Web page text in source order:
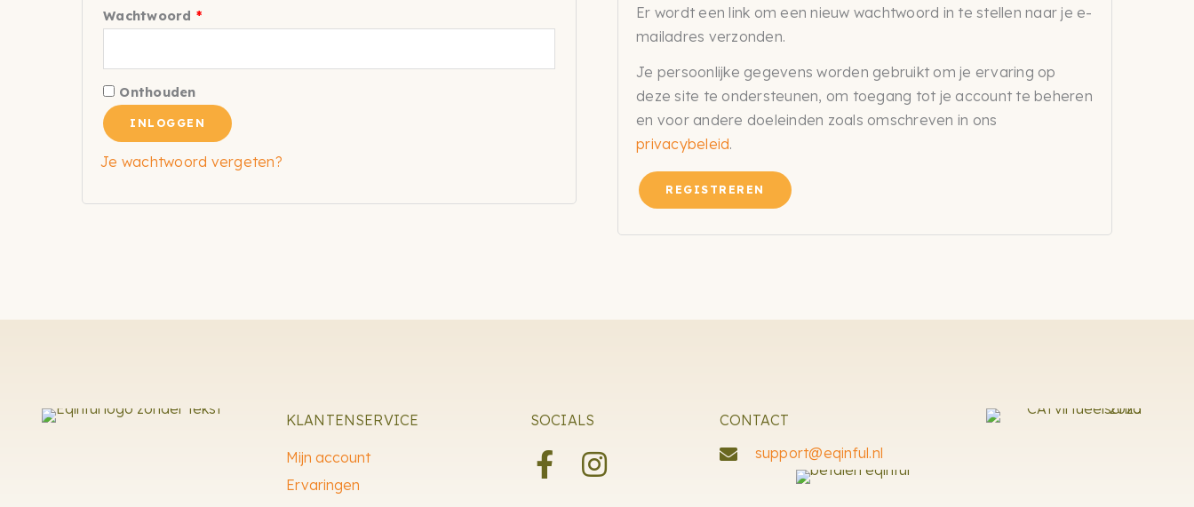
Wachtwoord *Vereist
Onthouden
INLOGGEN
Je wachtwoord vergeten?
Er wordt een link om een nieuw wachtwoord in te stellen naar je e-
mailadres verzonden.
Je persoonlijke gegevens worden gebruikt om je ervaring op
deze site te ondersteunen, om toegang tot je account te beheren
en voor andere doeleinden zoals omschreven in ons
privacybeleid.
REGISTREREN
KLANTENSERVICE
Mijn account
Ervaringen
SOCIALS
CONTACT
support@eqinful.nl